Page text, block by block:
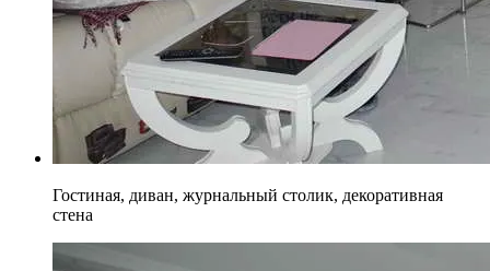
Гостиная, диван, журнальный столик, декоративная
стена